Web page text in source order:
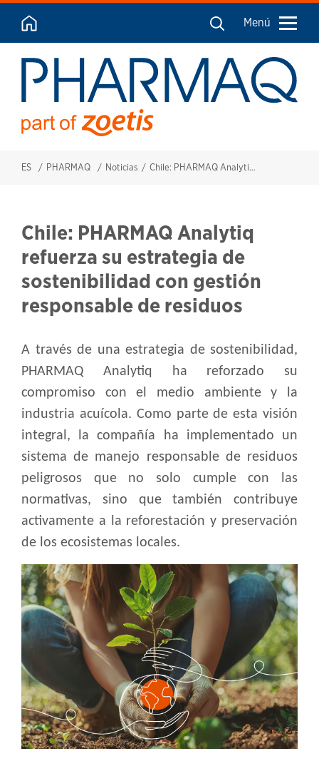
Menú
ES PHARMAQ Noticias Chile: PHARMAQ Analytiq refuerza su estrategia de sostenibilidad con gestión responsable de residuos
Chile: PHARMAQ Analytiq
refuerza su estrategia de
sostenibilidad con gestión
responsable de residuos
A través de una estrategia de sostenibilidad,
PHARMAQ Analytiq ha reforzado su
compromiso con el medio ambiente y la
industria acuícola. Como parte de esta visión
integral, la compañía ha implementado un
sistema de manejo responsable de residuos
peligrosos que no solo cumple con las
normativas, sino que también contribuye
activamente a la reforestación y preservación
de los ecosistemas locales.